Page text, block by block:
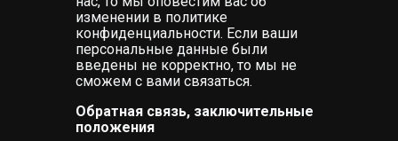
изменении в политике
конфиденциальности. Если ваши
персональные данные были
введены не корректно, то мы не
сможем с вами связаться.
Обратная связь, заключительные
положения